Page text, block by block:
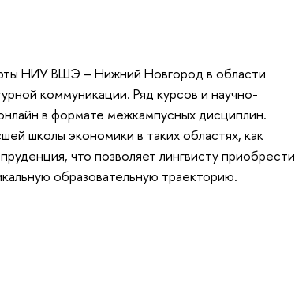
НИУ ВШЭ – Нижний Новгород в области
коммуникации. Ряд курсов и научно-
в формате межкампусных дисциплин.
школы экономики в таких областях, как
что позволяет лингвисту приобрести
образовательную траекторию.